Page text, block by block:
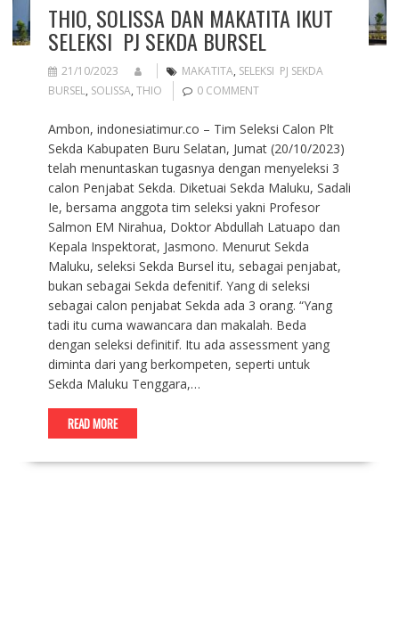
THIO, SOLISSA DAN MAKATITA IKUT
SELEKSI PJ SEKDA BURSEL
21/10/2023 MAKATITA, SELEKSI PJ SEKDA
BURSEL, SOLISSA, THIO 0 COMMENT
Ambon, indonesiatimur.co – Tim Seleksi Calon Plt
Sekda Kabupaten Buru Selatan, Jumat (20/10/2023)
telah menuntaskan tugasnya dengan menyeleksi 3
calon Penjabat Sekda. Diketuai Sekda Maluku, Sadali
Ie, bersama anggota tim seleksi yakni Profesor
Salmon EM Nirahua, Doktor Abdullah Latuapo dan
Kepala Inspektorat, Jasmono. Menurut Sekda
Maluku, seleksi Sekda Bursel itu, sebagai penjabat,
bukan sebagai Sekda defenitif. Yang di seleksi
sebagai calon penjabat Sekda ada 3 orang. “Yang
tadi itu cuma wawancara dan makalah. Beda
dengan seleksi definitif. Itu ada assessment yang
diminta dari yang berkompeten, seperti untuk
Sekda Maluku Tenggara,…
READ MORE